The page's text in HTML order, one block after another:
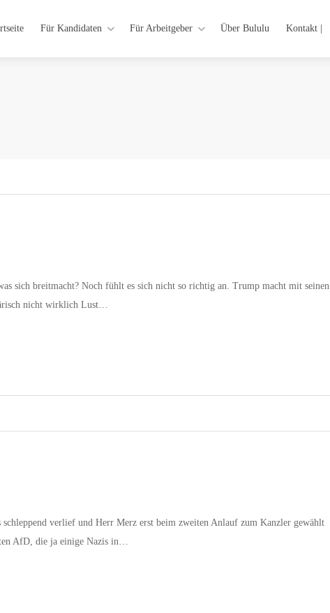
Für Kandidaten Für Arbeitgeber Über Bululu Kontakt |
sich breitmacht? Noch fühlt es sich nicht so richtig an. Trump macht mit seinen
nicht wirklich Lust…
schleppend verlief und Herr Merz erst beim zweiten Anlauf zum Kanzler gewählt
AfD, die ja einige Nazis in…